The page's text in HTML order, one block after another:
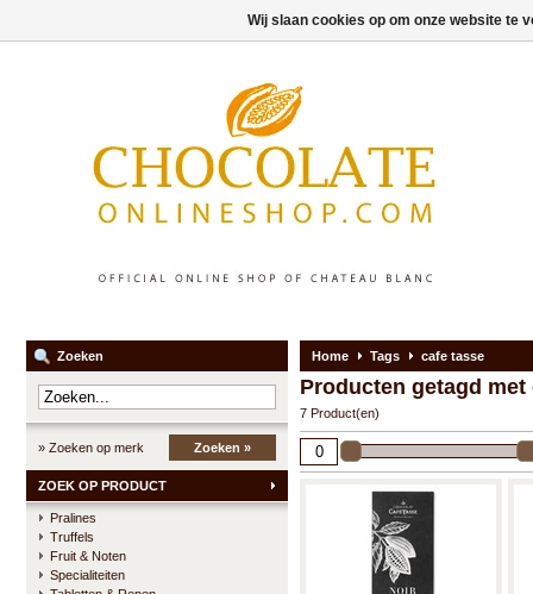
Zoeken
» Zoeken op merk Zoeken »
ZOEK OP PRODUCT
Pralines
Truffels
Fruit & Noten
Specialiteiten
Home Tags cafe tasse
Producten getagd met
7 Product(en)
Wij slaan cookies op om onze website te